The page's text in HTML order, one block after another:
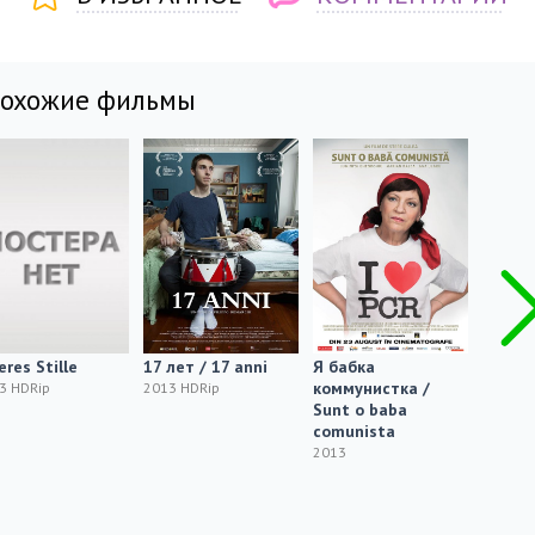
фильмы
Stille
HDRip
17 лет / 17 anni
2013 HDRip
Я бабка
коммунистка /
Sunt o baba
comunista
2013